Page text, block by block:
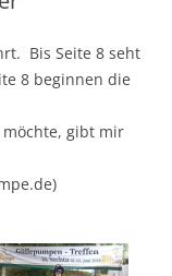
Bis Seite 8 seht
8 beginnen die
gibt mir